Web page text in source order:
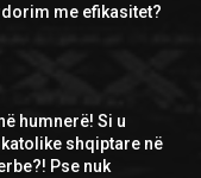
me efikasitet?
humnerë! Si u
shqiptare në
Pse nuk